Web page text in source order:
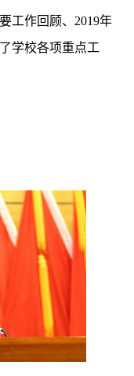
工作回顾、 2019年
学校各项重点工